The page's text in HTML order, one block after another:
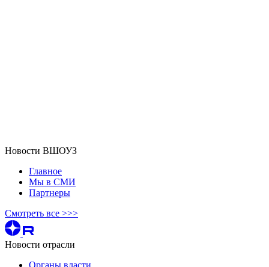
Новости ВШОУЗ
Главное
Мы в СМИ
Партнеры
Смотреть все >>>
Новости отрасли
Органы власти